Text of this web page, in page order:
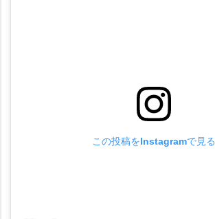
この投稿をInstagramで見る